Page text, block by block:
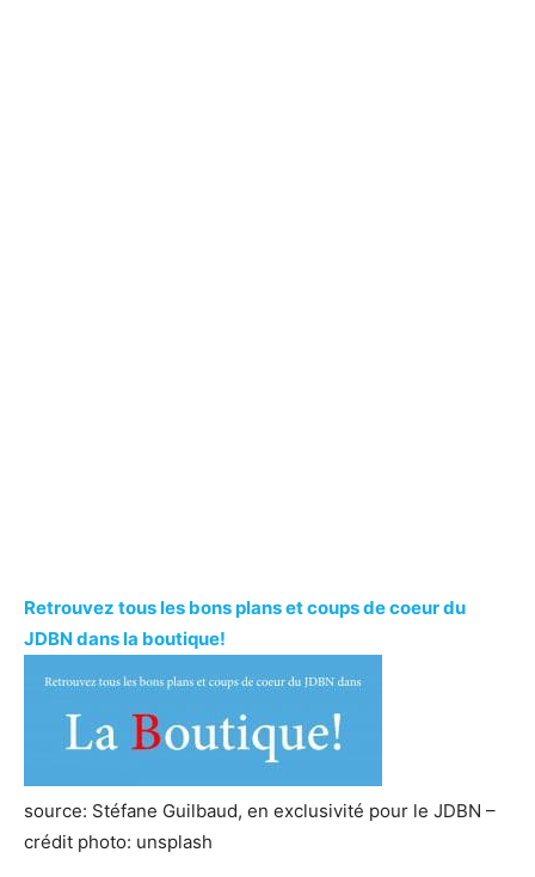
Retrouvez tous les bons plans et coups de coeur du
JDBN dans la boutique!
source: Stéfane Guilbaud, en exclusivité pour le JDBN –
crédit photo: unsplash